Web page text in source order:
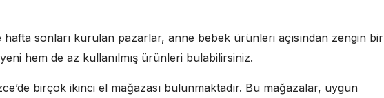
hafta sonları kurulan pazarlar, anne bebek ürünleri açısından zengin bir
hem de az kullanılmış ürünleri bulabilirsiniz.
birçok ikinci el mağazası bulunmaktadır. Bu mağazalar, uygun